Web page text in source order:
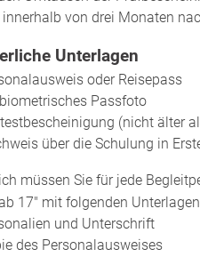
innerhalb von drei Monaten
Unterlagen
oder Reisepass
Passfoto
(nicht älter
über die Schulung in
müssen Sie für jede
17" mit folgenden
und Unterschrift
des Personalausweises